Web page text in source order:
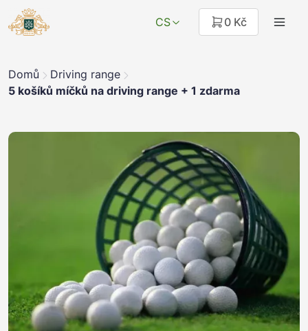
CS 0 Kč
Domů
Driving range
5 košíků míčků na driving range + 1 zdarma